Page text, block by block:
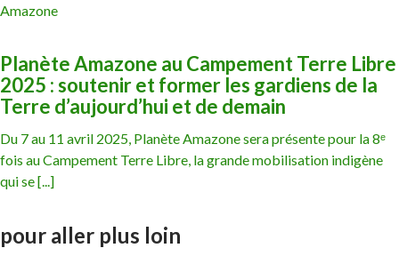
Amazone
Planète Amazone au Campement Terre Libre
2025 : soutenir et former les gardiens de la
Terre d’aujourd’hui et de demain
Du 7 au 11 avril 2025, Planète Amazone sera présente pour la 8ᵉ
fois au Campement Terre Libre, la grande mobilisation indigène
qui se [...]
pour aller plus loin